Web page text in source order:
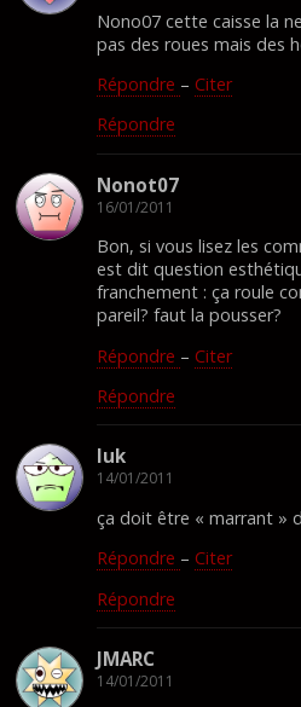
Nono07 cette caisse la
pas des roues mais des
Répondre – Citer
Répondre
Nonot07
16/01/2011
Bon, si vous lisez les
est dit question
franchement : ça roule
pareil? faut la pousser?
Répondre – Citer
Répondre
luk
14/01/2011
ça doit être « marrant »
Répondre – Citer
Répondre
JMARC
14/01/2011